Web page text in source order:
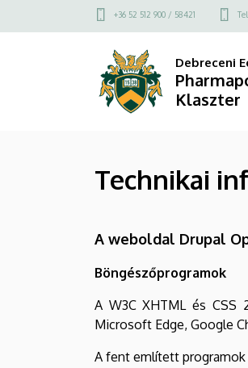
Technikai
információk
Pharmapolis
Gyógyszeripari
a
Felső
menü
+36 52 512 900 / 58421
Debreceni
Klaszter
Technikai
A weboldal Drupal
Böngészőprogramok
A W3C XHTML és CSS
Microsoft Edge, Google
A fent említett